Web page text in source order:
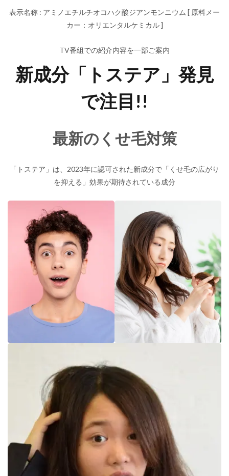
表示名称 : アミノエチルチオコハク酸ジアンモンニウム [ 原料メー
カー：オリエンタルケミカル ]
TV番組での紹介内容を一部ご案内
新成分「トステア」発見
で注目!!
最新のくせ毛対策
「トステア」は、2023年に認可された新成分で「くせ毛の広がり
を抑える」効果が期待されている成分